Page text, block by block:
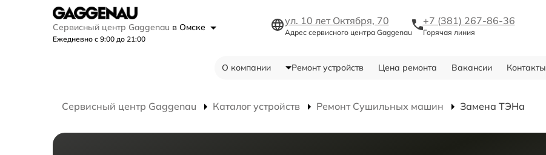
Сервисный центр Gaggenau в Омске
Ежедневно с 9:00 до 21:00
ул. 10 лет Октября, 70
Адрес сервисного центра Gaggenau
+7 (381) 267-86-36
Горячая линия
О компании Ремонт устройств Цена ремонта Вакансии Контакты
Сервисный центр Gaggenau Каталог устройств Ремонт Сушильных машин Замена ТЭНа